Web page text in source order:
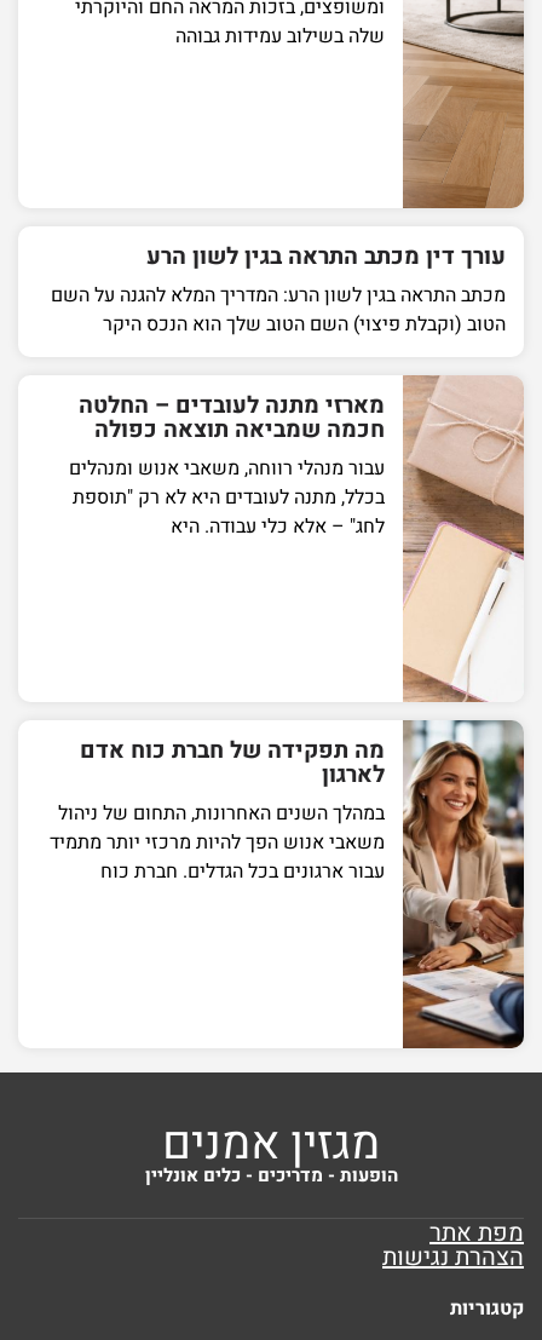
ומשופצים, בזכות המראה החם והיוקרתי
שלה בשילוב עמידות גבוהה
עורך דין מכתב התראה בגין לשון הרע
מכתב התראה בגין לשון הרע: המדריך המלא להגנה על השם
הטוב (וקבלת פיצוי) השם הטוב שלך הוא הנכס היקר
מארזי מתנה לעובדים – החלטה
חכמה שמביאה תוצאה כפולה
עבור מנהלי רווחה, משאבי אנוש ומנהלים
בכלל, מתנה לעובדים היא לא רק "תוספת
לחג" – אלא כלי עבודה. היא
מה תפקידה של חברת כוח אדם
לארגון
במהלך השנים האחרונות, התחום של ניהול
משאבי אנוש הפך להיות מרכזי יותר מתמיד
עבור ארגונים בכל הגדלים. חברת כוח
מגזין אמנים
הופעות - מדריכים - כלים אונליין
מפת אתר
הצהרת נגישות
קטגוריות